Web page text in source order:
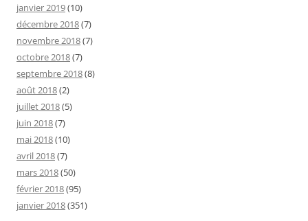
janvier 2019(10)
décembre 2018(7)
novembre 2018(7)
octobre 2018(7)
septembre 2018(8)
août 2018(2)
juillet 2018(5)
juin 2018(7)
mai 2018(10)
avril 2018(7)
mars 2018(50)
février 2018(95)
janvier 2018(351)